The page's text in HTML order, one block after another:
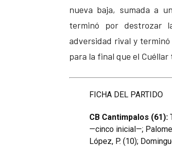
nueva baja, sumada a
terminó por destrozar
adversidad rival y
para la final que el
FICHA DEL PARTIDO
CB Cantimpalos (61):
—cinco inicial—;
López, P. (10);